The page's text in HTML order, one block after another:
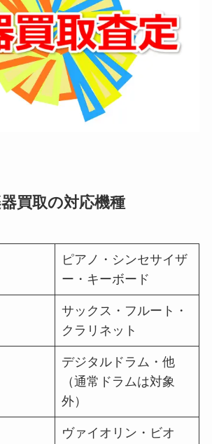
買取の対応機種
ピアノ・シンセサイザ
ー・キーボード
サックス・フルート・
クラリネット
デジタルドラム・他
（通常ドラムは対象
外）
ヴァイオリン・ビオ